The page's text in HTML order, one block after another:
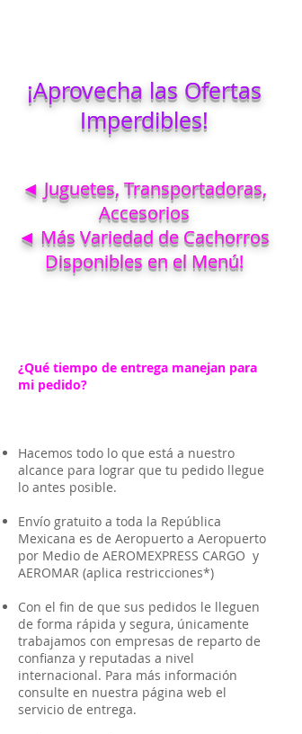
¡Aprovecha las Ofertas
Imperdibles!
◄ Juguetes, Transportadoras,
Accesorios
◄ Más Variedad de Cachorros
Disponibles en el Menú!
¿Qué tiempo de entrega manejan para
mi pedido?
Hacemos todo lo que está a nuestro
alcance para lograr que tu pedido llegue
lo antes posible.
Envío gratuito a toda la República
Mexicana es de Aeropuerto a Aeropuerto
por Medio de AEROMEXPRESS CARGO y
AEROMAR (aplica restricciones*)
Con el fin de que sus pedidos le lleguen
de forma rápida y segura, únicamente
trabajamos con empresas de reparto de
confianza y reputadas a nivel
internacional. Para más información
consulte en nuestra página web el
servicio de entrega.